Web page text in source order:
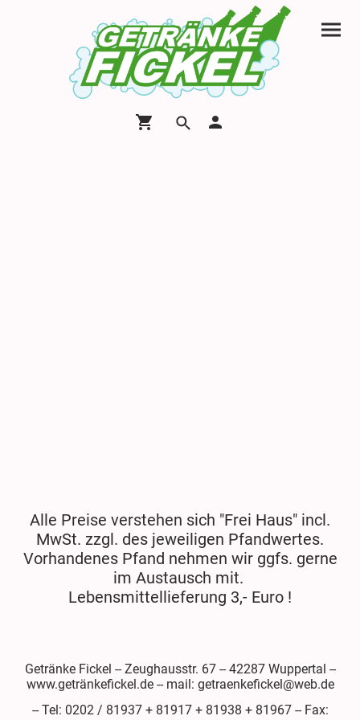
Alle Preise verstehen sich "Frei Haus" incl.
MwSt. zzgl. des jeweiligen Pfandwertes.
Vorhandenes Pfand nehmen wir ggfs. gerne
im Austausch mit.
Lebensmittellieferung 3,- Euro !
Getränke Fickel -- Zeughausstr. 67 -- 42287 Wuppertal --
www.getränkefickel.de -- mail: getraenkefickel@web.de
-- Tel: 0202 / 81937 + 81917 + 81938 + 81967 -- Fax: